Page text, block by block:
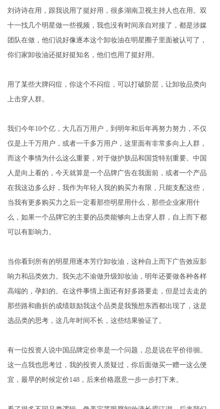
刘诗诗在用，跟我说用了挺好用，很多湖南卫视主持人也在用。双
十一找几个明星做一些视频，我也没有时间亲自对接了，都是涉媒
团队在做，他们说好像逐本这个卸妆油在明星圈子里面被认可了，
你们家卸妆油还挺好挺知名，他们也用了挺好用。
用了某些大牌闷痘，你这个不闷痘，可以打破阶层，让卸妆品类向
上击穿人群。
我们今年10个亿，大几百万用户，到明年和后年再努力努力，不仅
仅是上千万用户，或者一千多万用户，这里面有非常多向上人群，
而这个事情为什么这么重要，对于做护肤品和国货特别重要。中国
人是向上看的，今天就算是一个品牌广告在我面前，或者一个产品
在我这边多么好，我作为年轻人我的购买力有限，只能支配这些，
当我有更多购买力之后一定看那些明星用什么，那些企业家用什
么，如果一个品牌它的主要的品类能够向上击穿人群，自上而下都
可以有影响力。
当你看到所有的明星用逐本芳疗卸妆油，这种自上而下广告效应影
响力和品类效力。我矢志不渝做升级卸妆油，明年还要做各种各样
高端的，孕妇的。在这件事情上面还有好多路要走，但是过去走的
那些路和曲折的成绩鼓励我这个品类是我预想东西都出现了，这是
选品类的思考，这几年时间不长，这些结果验证了。
有一位投资人说中国品牌定价率是一个问题，总是说在平价徘徊。
这一点我也思考过，我的投资人质疑过，你后面做买一赠一这么便
宜，最早的时候定价148，后来价格愿意一步一步打下来。